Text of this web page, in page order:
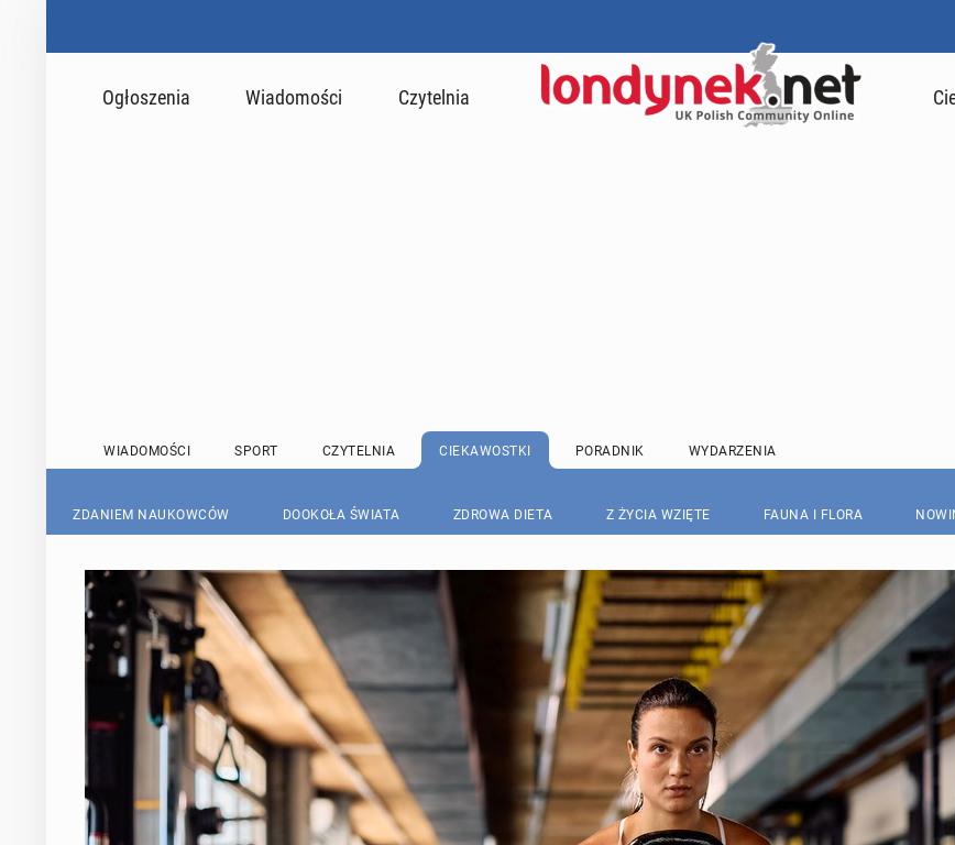
Ogłoszenia Wiadomości Czytelnia
WIADOMOŚCI SPORT CZYTELNIA CIEKAWOSTKI PORADNIK WYDARZENIA
ZDANIEM NAUKOWCÓW DOOKOŁA ŚWIATA ZDROWA DIETA Z ŻYCIA WZIĘTE FAUNA I FLORA